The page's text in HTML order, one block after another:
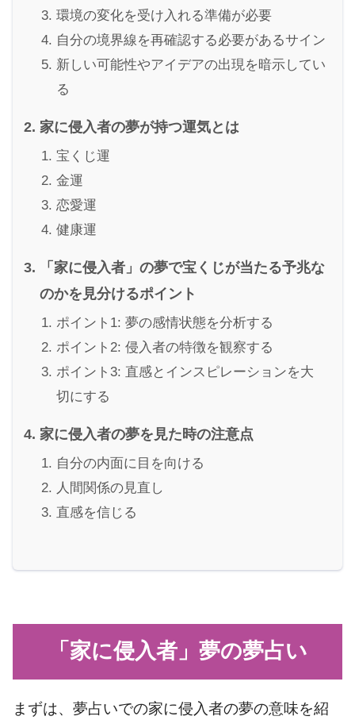
環境の変化を受け入れる準備が必要
自分の境界線を再確認する必要があるサイン
新しい可能性やアイデアの出現を暗示してい
る
家に侵入者の夢が持つ運気とは
宝くじ運
金運
恋愛運
健康運
「家に侵入者」の夢で宝くじが当たる予兆な
のかを見分けるポイント
ポイント1: 夢の感情状態を分析する
ポイント2: 侵入者の特徴を観察する
ポイント3: 直感とインスピレーションを大
切にする
家に侵入者の夢を見た時の注意点
自分の内面に目を向ける
人間関係の見直し
直感を信じる
「家に侵入者」夢の夢占い
まずは、夢占いでの家に侵入者の夢の意味を紹